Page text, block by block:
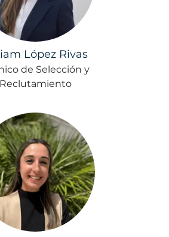
López Rivas
de Selección y
Reclutamiento